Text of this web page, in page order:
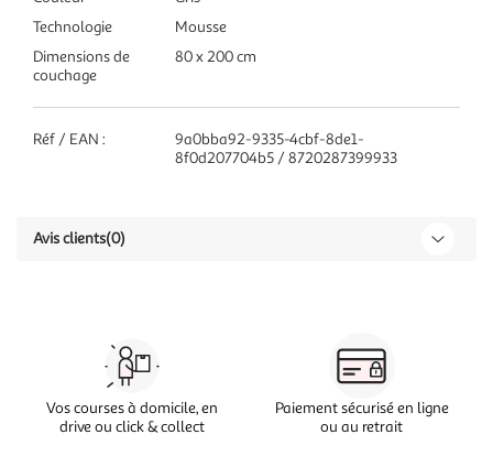
Technologie
Mousse
Dimensions de
couchage
80 x 200 cm
Réf / EAN :
9a0bba92-9335-4cbf-8de1-
8f0d207704b5 / 8720287399933
Avis clients(0)
Vos courses à domicile, en
drive ou click & collect
Paiement sécurisé en ligne
ou au retrait